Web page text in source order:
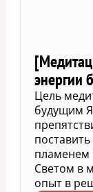
энергии
Цель
будущим
пламенем
Светом в
опыт в